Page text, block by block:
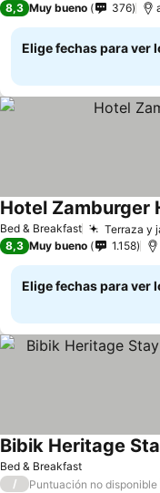
8,3 Muy bueno 376
Elige fechas para ver
Bed & Breakfast Terraza y
Hotel Zamburger
8,3 Muy bueno 1.158
Elige fechas para ver
Bed & Breakfast
/ Puntuación no disponible